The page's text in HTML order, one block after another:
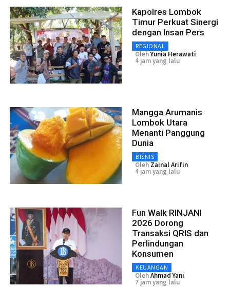
Kapolres Lombok
Timur Perkuat Sinergi
dengan Insan Pers
REGIONAL
OlehYunia Herawati
4 jam yang lalu
Mangga Arumanis
Lombok Utara
Menanti Panggung
Dunia
BISNIS
Oleh Zainal Arifin
4 jam yang lalu
Fun Walk RINJANI
2026 Dorong
Transaksi QRIS dan
Perlindungan
Konsumen
KEUANGAN
OlehAhmad Yani
7 jam yang lalu